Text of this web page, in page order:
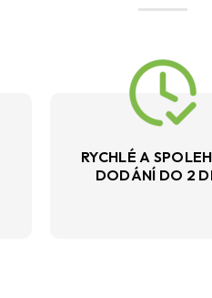
RYCHLÉ A
DODÁNÍ DO 2